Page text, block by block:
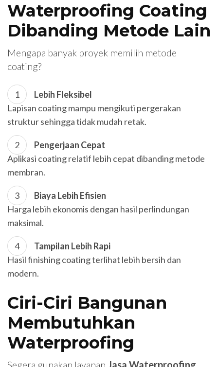
Waterproofing Coating
Dibanding Metode Lain
Mengapa banyak proyek memilih metode
coating?
Lebih Fleksibel
Lapisan coating mampu mengikuti pergerakan
struktur sehingga tidak mudah retak.
Pengerjaan Cepat
Aplikasi coating relatif lebih cepat dibanding metode
membran.
Biaya Lebih Efisien
Harga lebih ekonomis dengan hasil perlindungan
maksimal.
Tampilan Lebih Rapi
Hasil finishing coating terlihat lebih bersih dan
modern.
Ciri-Ciri Bangunan
Membutuhkan
Waterproofing